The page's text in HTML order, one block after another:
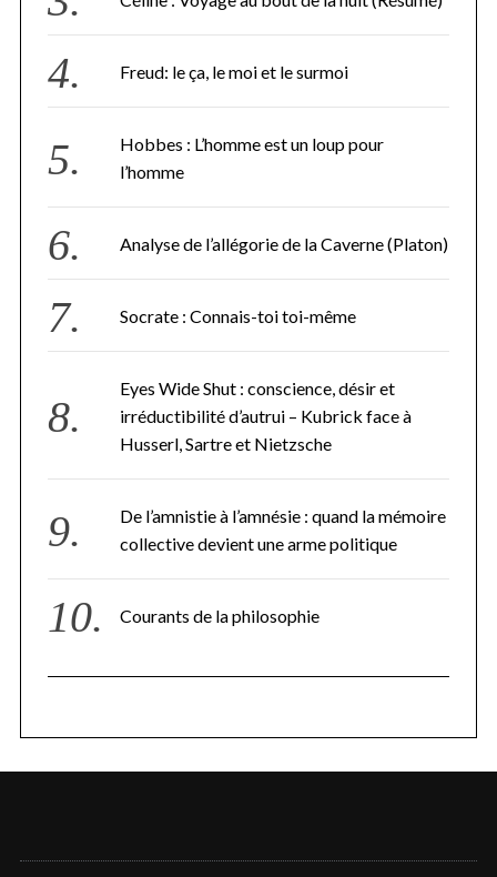
Freud: le ça, le moi et le surmoi
Hobbes : L’homme est un loup pour
l’homme
Analyse de l’allégorie de la Caverne (Platon)
Socrate : Connais-toi toi-même
Eyes Wide Shut : conscience, désir et
irréductibilité d’autrui – Kubrick face à
Husserl, Sartre et Nietzsche
De l’amnistie à l’amnésie : quand la mémoire
collective devient une arme politique
Courants de la philosophie